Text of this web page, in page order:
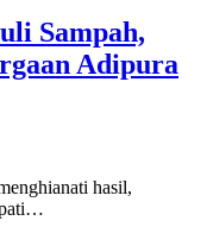
Sampah,
Adipura
hasil,